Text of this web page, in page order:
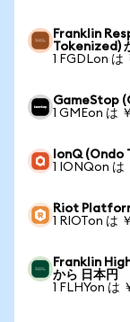
Franklin
Tokenized)
1 FGDLon は
GameStop
1 GMEon は
IonQ (Ondo
1 IONQon は
Riot
1 RIOTon は
Franklin
から 日本円
1 FLHYon は